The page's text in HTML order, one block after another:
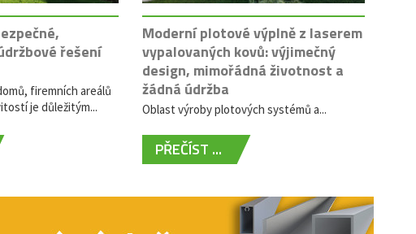
řešení
firemních areálů
je důležitým...
Moderní plotové výplně z laserem
vypalovaných kovů: výjimečný
design, mimořádná životnost a
žádná údržba
Oblast výroby plotových systémů a...
PŘEČÍST ...